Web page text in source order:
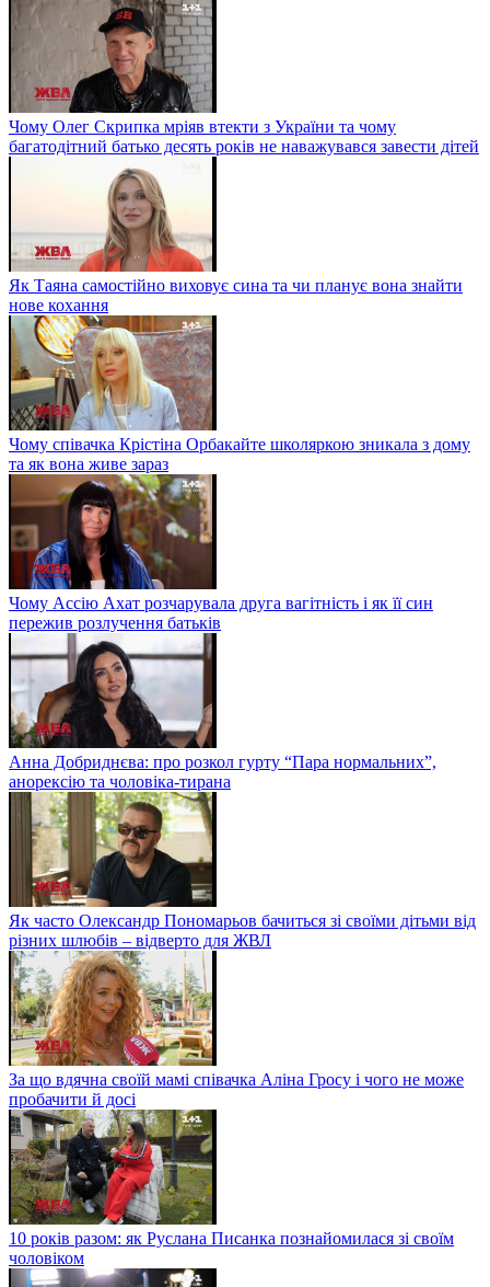
Чому Олег Скрипка мріяв втекти з України та чому
багатодітний батько десять років не наважувався завести дітей
Як Таяна самостійно виховує сина та чи планує вона знайти
нове кохання
Чому співачка Крістіна Орбакайте школяркою зникала з дому
та як вона живе зараз
Чому Ассію Ахат розчарувала друга вагітність і як її син
пережив розлучення батьків
Анна Добриднєва: про розкол гурту “Пара нормальних”,
анорексію та чоловіка-тирана
Як часто Олександр Пономарьов бачиться зі своїми дітьми від
різних шлюбів – відверто для ЖВЛ
За що вдячна своїй мамі співачка Аліна Гросу і чого не може
пробачити й досі
10 років разом: як Руслана Писанка познайомилася зі своїм
чоловіком